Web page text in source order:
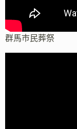
群馬市民葬祭